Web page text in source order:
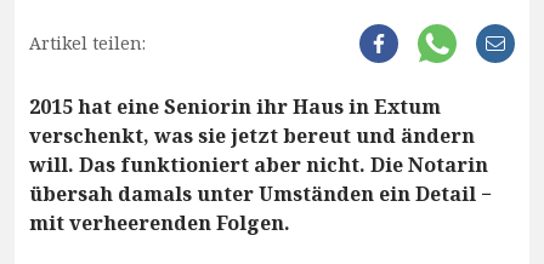
Artikel teilen:
2015 hat eine Seniorin ihr Haus in Extum
verschenkt, was sie jetzt bereut und ändern
will. Das funktioniert aber nicht. Die Notarin
übersah damals unter Umständen ein Detail −
mit verheerenden Folgen.